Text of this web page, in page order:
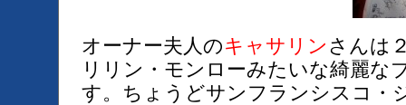
オーナー夫人のキャサリン さんは
リリン・モンローみたいな綺麗な
す。ちょうどサンフランシスコ・